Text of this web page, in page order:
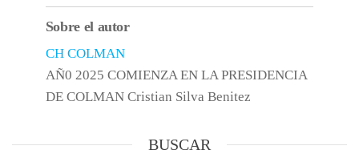
Sobre el autor
CH COLMAN
AÑ0 2025 COMIENZA EN LA PRESIDENCIA
DE COLMAN Cristian Silva Benitez
BUSCAR